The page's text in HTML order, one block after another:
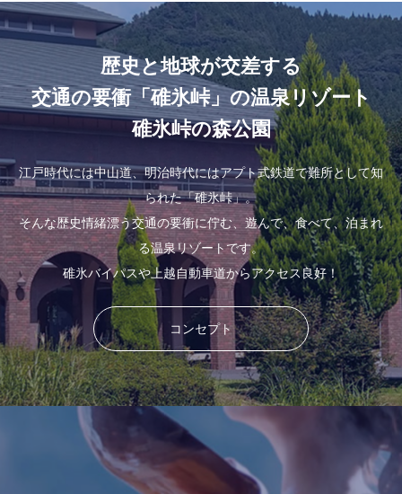
歴史と地球が交差する
交通の要衝「碓氷峠」の温泉リゾート
碓氷峠の森公園
江戸時代には中山道、明治時代にはアプト式鉄道で難所として知
られた「碓氷峠」。
そんな歴史情緒漂う交通の要衝に佇む、遊んで、食べて、泊まれ
る温泉リゾートです。
碓氷バイパスや上越自動車道からアクセス良好！
コンセプト